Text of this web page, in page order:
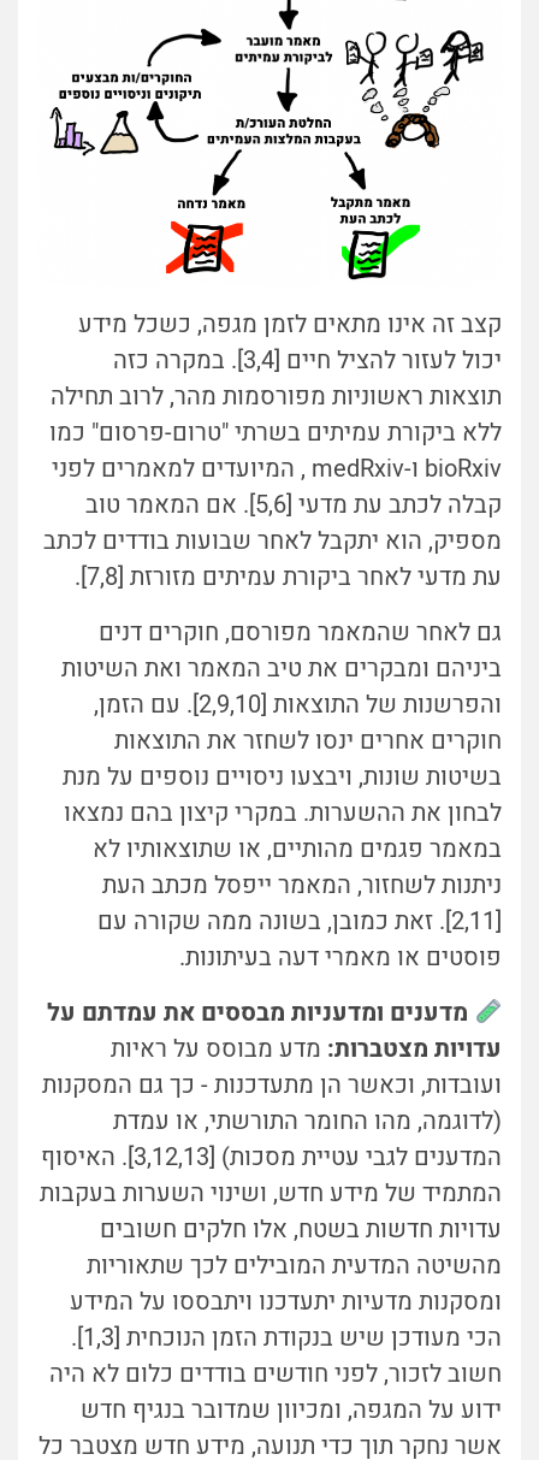
קצב זה אינו מתאים לזמן מגפה, כשכל מידע
יכול לעזור להציל חיים [3,4]. במקרה כזה
תוצאות ראשוניות מפורסמות מהר, לרוב תחילה
ללא ביקורת עמיתים בשרתי "טרום-פרסום" כמו
bioRxiv ו-medRxiv , המיועדים למאמרים לפני
קבלה לכתב עת מדעי [5,6]. אם המאמר טוב
מספיק, הוא יתקבל לאחר שבועות בודדים לכתב
עת מדעי לאחר ביקורת עמיתים מזורזת [7,8].
גם לאחר שהמאמר מפורסם, חוקרים דנים
ביניהם ומבקרים את טיב המאמר ואת השיטות
והפרשנות של התוצאות [2,9,10]. עם הזמן,
חוקרים אחרים ינסו לשחזר את התוצאות
בשיטות שונות, ויבצעו ניסויים נוספים על מנת
לבחון את ההשערות. במקרי קיצון בהם נמצאו
במאמר פגמים מהותיים, או שתוצאותיו לא
ניתנות לשחזור, המאמר ייפסל מכתב העת
[2,11]. זאת כמובן, בשונה ממה שקורה עם
פוסטים או מאמרי דעה בעיתונות.
מדענים ומדעניות מבססים את עמדתם על
עדויות מצטברות: מדע מבוסס על ראיות
ועובדות, וכאשר הן מתעדכנות - כך גם המסקנות
(לדוגמה, מהו החומר התורשתי, או עמדת
המדענים לגבי עטיית מסכות) [3,12,13]. האיסוף
המתמיד של מידע חדש, ושינוי השערות בעקבות
עדויות חדשות בשטח, אלו חלקים חשובים
מהשיטה המדעית המובילים לכך שתאוריות
ומסקנות מדעיות יתעדכנו ויתבססו על המידע
הכי מעודכן שיש בנקודת הזמן הנוכחית [1,3].
חשוב לזכור, לפני חודשים בודדים כלום לא היה
ידוע על המגפה, ומכיוון שמדובר בנגיף חדש
אשר נחקר תוך כדי תנועה, מידע חדש מצטבר כל